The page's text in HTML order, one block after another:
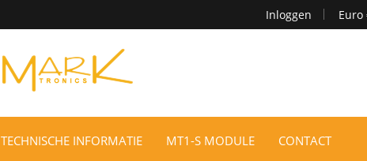
Inloggen
TECHNISCHE INFORMATIE MT1-S MODULE CONTACT